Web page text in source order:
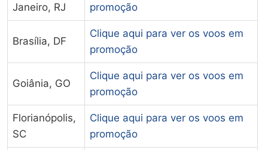
Janeiro, RJ
promoção
Brasília, DF
Clique aqui para ver os voos em
promoção
Goiânia, GO
Clique aqui para ver os voos em
promoção
Florianópolis,
SC
Clique aqui para ver os voos em
promoção